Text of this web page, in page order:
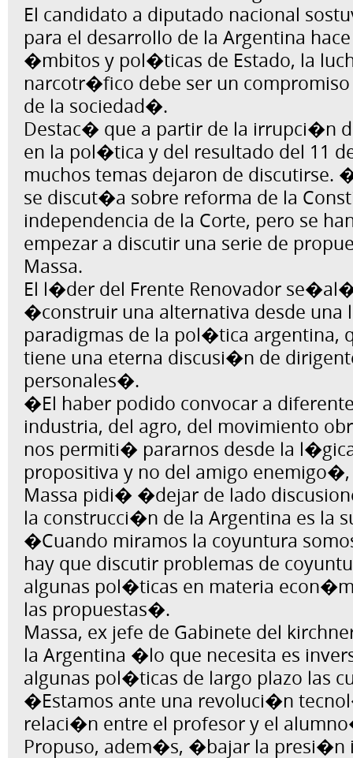
El candidato a diputado nacional
para el desarrollo de la Argentina
�mbitos y pol�ticas de Estado, la
narcotr�fico debe ser un
de la sociedad�.
Destac� que a partir de la irrupci�n
en la pol�tica y del resultado del 11
muchos temas dejaron de discutirse.
se discut�a sobre reforma de la
independencia de la Corte, pero se
empezar a discutir una serie de
Massa.
El l�der del Frente Renovador
�construir una alternativa desde una
paradigmas de la pol�tica argentina,
tiene una eterna discusi�n de
personales�.
�El haber podido convocar a
industria, del agro, del movimiento
nos permiti� pararnos desde la
propositiva y no del amigo
Massa pidi� �dejar de lado
la construcci�n de la Argentina es la
�Cuando miramos la coyuntura
hay que discutir problemas de
algunas pol�ticas en materia
las propuestas�.
Massa, ex jefe de Gabinete del
la Argentina �lo que necesita es
algunas pol�ticas de largo plazo las
�Estamos ante una revoluci�n
relaci�n entre el profesor y el
Propuso, adem�s, �bajar la presi�n